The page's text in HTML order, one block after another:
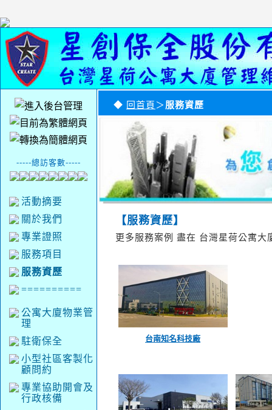
-----總訪客數-----
活動摘要
關於我們
專業證照
服務項目
服務資歷
==========
公寓大廈物業管
理
駐衛保全
小型社區客製化
顧問約
專業協助開會及
行政核備
◆ 回首頁 ＞服務資歷
【服務資歷】
更多服務案例 盡在 台灣星荷公寓大
台南知名科技廠